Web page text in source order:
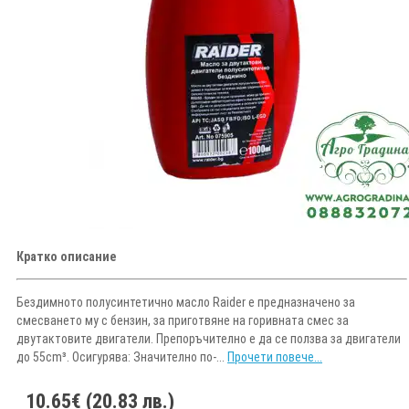
Кратко описание
Бездимното полусинтетично масло Raider е предназначено за
смесването му с бензин, за приготвяне на горивната смес за
двутактовите двигатели. Препоръчително е да се ползва за двигатели
до 55cm³. Осигурява: Значително по-... Прочети повече...
10.65€ (20.83 лв.)